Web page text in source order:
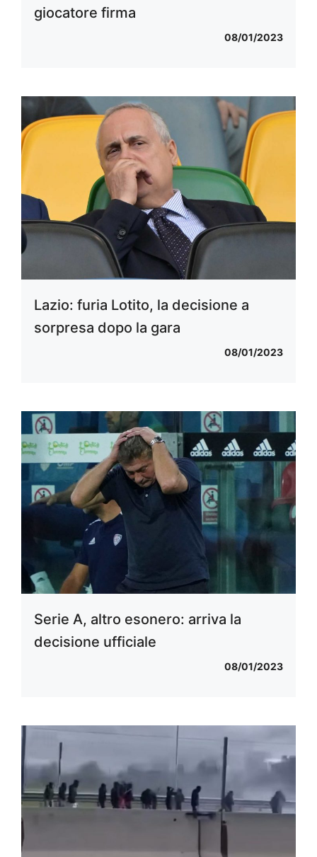
giocatore firma
08/01/2023
Lazio: furia Lotito, la decisione a
sorpresa dopo la gara
08/01/2023
Serie A, altro esonero: arriva la
decisione ufficiale
08/01/2023